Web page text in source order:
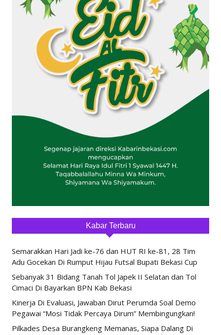
Kabar Terbaru
Semarakkan Hari Jadi ke-76 dan HUT RI ke-81, 28 Tim
Adu Gocekan Di Rumput Hijau Futsal Bupati Bekasi Cup
Sebanyak 31 Bidang Tanah Tol Japek II Selatan dan Tol
Cimaci Di Bayarkan BPN Kab Bekasi
Kinerja Di Evaluasi, Jawaban Dirut Perumda Soal Demo
Pegawai “Mosi Tidak Percaya Dirum” Membingungkan!
Pilkades Desa Burangkeng Memanas, Siapa Dalang Di